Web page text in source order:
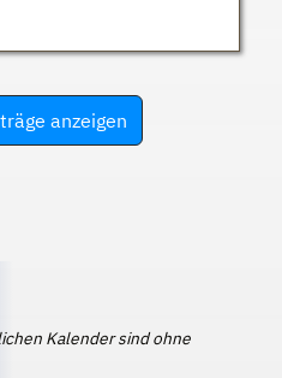
anzeigen
Kalender sind ohne